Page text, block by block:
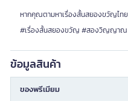
หากคุณตามหาเรื่องสั้นสยองขวัญไ
#เรื่องสั้นสยองขวัญ #สองวิญญาณ
ข้อมูลสินค้า
ของพรีเมียม